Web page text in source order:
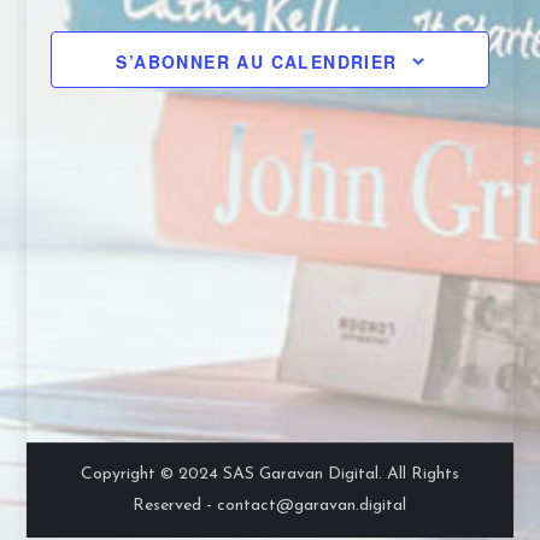
n
e
s
v
i
g
t
o
n
p
a
i
g
a
t
o
n
d
e
S’ABONNER AU CALENDRIER
Copyright © 2024 SAS Garavan Digital. All Rights
Reserved - contact@garavan.digital